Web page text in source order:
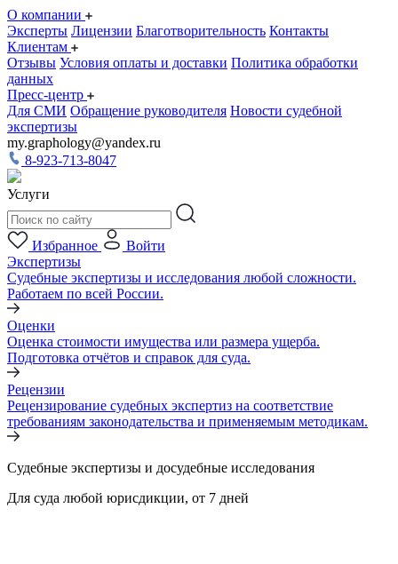
О компании
Эксперты Лицензии Благотворительность Контакты
Клиентам
Отзывы Условия оплаты и доставки Политика обработки
данных
Пресс-центр
Для СМИ Обращение руководителя Новости судебной
экспертизы
my.graphology@yandex.ru
8-923-713-8047
Услуги
Избранное
Войти
Экспертизы
Судебные экспертизы и исследования любой сложности.
Работаем по всей России.
Оценки
Оценка стоимости имущества или размера ущерба.
Подготовка отчётов и справок для суда.
Рецензии
Рецензирование судебных экспертиз на соответствие
требованиям законодательства и применяемым методикам.
Судебные экспертизы и досудебные исследования
Для суда любой юрисдикции, от 7 дней